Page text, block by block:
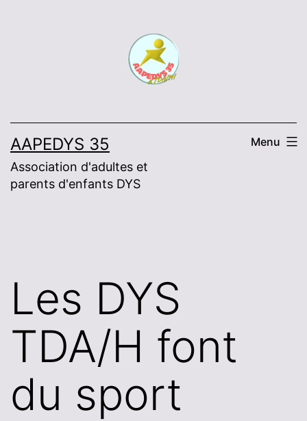
AAPEDYS 35
Association d'adultes et
parents d'enfants DYS
Menu
Les DYS
TDA/H font
du sport